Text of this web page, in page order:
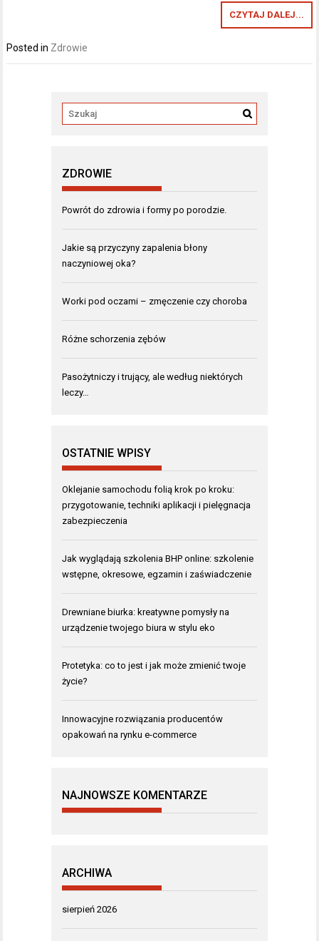
CZYTAJ DALEJ...
Posted in Zdrowie
ZDROWIE
Powrót do zdrowia i formy po porodzie.
Jakie są przyczyny zapalenia błony
naczyniowej oka?
Worki pod oczami – zmęczenie czy choroba
Różne schorzenia zębów
Pasożytniczy i trujący, ale według niektórych
leczy…
OSTATNIE WPISY
Oklejanie samochodu folią krok po kroku:
przygotowanie, techniki aplikacji i pielęgnacja
zabezpieczenia
Jak wyglądają szkolenia BHP online: szkolenie
wstępne, okresowe, egzamin i zaświadczenie
Drewniane biurka: kreatywne pomysły na
urządzenie twojego biura w stylu eko
Protetyka: co to jest i jak może zmienić twoje
życie?
Innowacyjne rozwiązania producentów
opakowań na rynku e-commerce
NAJNOWSZE KOMENTARZE
ARCHIWA
sierpień 2026